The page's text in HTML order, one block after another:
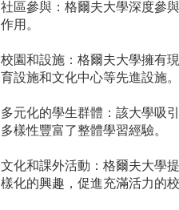
社區參與：格爾夫大學深度參
作用。
校園和設施：格爾夫大學擁有
育設施和文化中心等先進設施。
多元化的學生群體：該大學吸
多樣性豐富了整體學習經驗。
文化和課外活動：格爾夫大學
樣化的興趣，促進充滿活力的校